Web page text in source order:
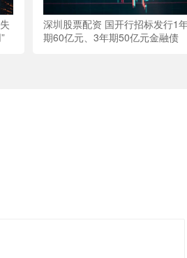
深圳股票配资 国开行招标发行1
期60亿元、3年期50亿元金融债